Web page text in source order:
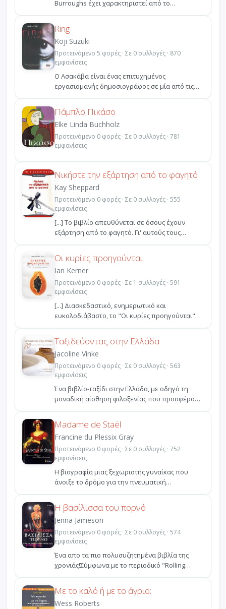
Burroughs έχει χαρακτηριστεί από το
Entertainment Weekly ως ...
Ring
Koji Suzuki
Προτεινόμενο 5 φορές · Σε 0 συλλογές · 870
εμφανίσεις
Ο Ασακάβα είναι ένας επιτυχημένος
εργασιομανής δημοσιογράφος σε μία από τις
μεγαλύτερες εφημερίδες τ...
Πάμπλο Πικάσο
Elke Linda Buchholz
Προτεινόμενο 0 φορές · Σε 0 συλλογές · 781
εμφανίσεις
Νικήστε την εξάρτηση από το φαγητό
Kay Sheppard
Προτεινόμενο 0 φορές · Σε 0 συλλογές · 555
εμφανίσεις
[...] Το βιβλίο απευθύνεται σε όσους έχουν
εξάρτηση από το φαγητό. Γι' αυτούς τους
ανθρώπους η υποτρ...
Οι κυρίες προηγούνται
Ian Kerner
Προτεινόμενο 0 φορές · Σε 1 συλλογές · 591
εμφανίσεις
[...] Διασκεδαστικό, ενημερωτικό και
ευκολοδιάβαστο, το "Οι κυρίες προηγούνται"
είναι μια πραγματική...
Ταξιδεύοντας στην Ελλάδα
Jacoline Vinke
Προτεινόμενο 0 φορές · Σε 0 συλλογές · 563
εμφανίσεις
Ένα βιβλίο-ταξίδι στην Ελλάδα, με οδηγό τη
μοναδική αίσθηση φιλοξενίας που προσφέρουν
τα πιο εκλεκτά...
Madame de Staël
Francine du Plessix Gray
Προτεινόμενο 0 φορές · Σε 0 συλλογές · 752
εμφανίσεις
Η βιογραφία μιας ξεχωριστής γυναίκας που
άνοιξε το δρόμο για την πνευματική
αναγέννηση της Ευρώπης. ...
Η βασίλισσα του πορνό
Jenna Jameson
Προτεινόμενο 0 φορές · Σε 0 συλλογές · 574
εμφανίσεις
Ένα απο τα πιο πολυσυζητημένα βιβλία της
χρονιάς!Σύμφωνα με το περιοδικό "Rolling
Stone", η Jenna Ja...
Με το καλό ή με το άγριο;
Wess Roberts